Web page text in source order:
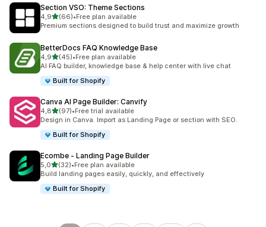
Section VSO: Theme Sections
4,9stelle su 5
(66)
66 recensioni totali
•Free plan available
Premium sections designed to build trust and maximize growth
BetterDocs FAQ Knowledge Base
4,9stelle su 5
(45)
45 recensioni totali
•Free plan available
AI FAQ builder, knowledge base & help center with live chat
Built for Shopify
Canva AI Page Builder: Canvify
4,8stelle su 5
(97)
97 recensioni totali
•Free trial available
Design in Canva. Import as Landing Page or section with SEO.
Built for Shopify
Ecombe ‑ Landing Page Builder
5,0stelle su 5
(32)
32 recensioni totali
•Free plan available
Build landing pages easily, quickly, and effectively
Built for Shopify